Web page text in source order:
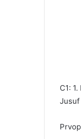
C1:
Jusuf